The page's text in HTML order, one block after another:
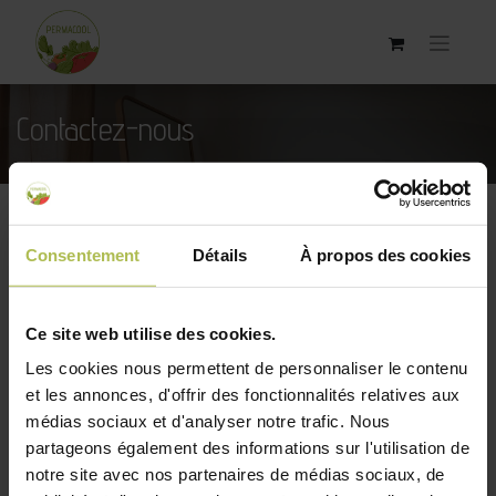
Consentement Détails À propos des cookies
Ce site web utilise des cookies.
Les cookies nous permettent de personnaliser le contenu
et les annonces, d'offrir des fonctionnalités relatives aux
médias sociaux et d'analyser notre trafic. Nous
partageons également des informations sur l'utilisation de
notre site avec nos partenaires de médias sociaux, de
Contactez-nous
Vous êtes un client et désirez des informations
Votre nom*